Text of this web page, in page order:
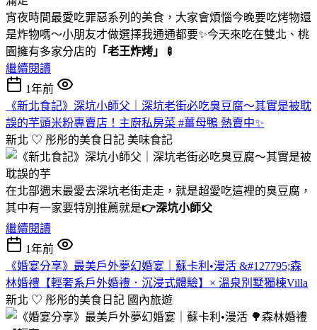
宵夜時間最愛吃罪惡系列的美食，大家會煩惱今晚要吃烤物還
是炸物嗎～小朋友才做選擇我通通都要✨今天來吃在雙北、桃
園擁有多家分店的 「老王炸烤」🍢
繼續閱讀
1年前
《新北食記》深坑小師父｜深坑老街必吃臭豆腐～其實是被耽
誤的芋頭米粉專賣店！主廚私房菜 #薑母鴨 熱賣中✨
新北 ♡ 彤彤的美食日記 美味食記
在北部週末最愛去深坑老街走走，就是超愛吃這裡的臭豆腐，
其中有一家要特別推薦就是👉深坑小師父
繼續閱讀
1年前
《婚宴分享》最美戶外夢幻婚宴｜蘇卡利•漫活 &#127795;森
林婚禮【輕奢系戶外婚禮．沉浸式體驗】× 溫泉別墅獨棟Villa
新北 ♡ 彤彤的美食日記 國內旅遊